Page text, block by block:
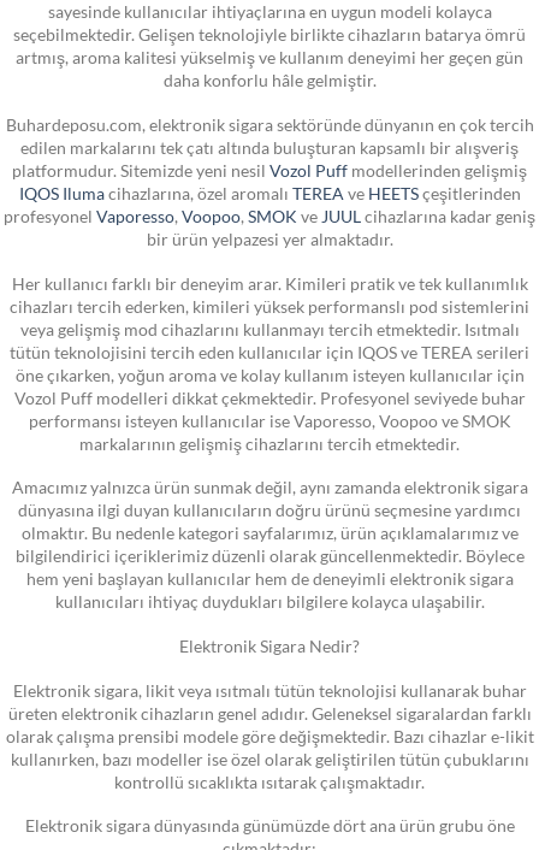
sayesinde kullanıcılar ihtiyaçlarına en uygun modeli kolayca
seçebilmektedir. Gelişen teknolojiyle birlikte cihazların batarya ömrü
artmış, aroma kalitesi yükselmiş ve kullanım deneyimi her geçen gün
daha konforlu hâle gelmiştir.
Buhardeposu.com, elektronik sigara sektöründe dünyanın en çok tercih
edilen markalarını tek çatı altında buluşturan kapsamlı bir alışveriş
platformudur. Sitemizde yeni nesil Vozol Puff modellerinden gelişmiş
IQOS Ilumacihazlarına, özel aromalı TEREA ve HEETSçeşitlerinden
profesyonel Vaporesso Voopoo SMOK ve JUUL cihazlarına kadar geniş
bir ürün yelpazesi yer almaktadır.
Her kullanıcı farklı bir deneyim arar. Kimileri pratik ve tek kullanımlık
cihazları tercih ederken, kimileri yüksek performanslı pod sistemlerini
veya gelişmiş mod cihazlarını kullanmayı tercih etmektedir. Isıtmalı
tütün teknolojisini tercih eden kullanıcılar için IQOS ve TEREA serileri
öne çıkarken, yoğun aroma ve kolay kullanım isteyen kullanıcılar için
Vozol Puff modelleri dikkat çekmektedir. Profesyonel seviyede buhar
performansı isteyen kullanıcılar ise Vaporesso, Voopoo ve SMOK
markalarının gelişmiş cihazlarını tercih etmektedir.
Amacımız yalnızca ürün sunmak değil, aynı zamanda elektronik sigara
dünyasına ilgi duyan kullanıcıların doğru ürünü seçmesine yardımcı
olmaktır. Bu nedenle kategori sayfalarımız, ürün açıklamalarımız ve
bilgilendirici içeriklerimiz düzenli olarak güncellenmektedir. Böylece
hem yeni başlayan kullanıcılar hem de deneyimli elektronik sigara
kullanıcıları ihtiyaç duydukları bilgilere kolayca ulaşabilir.
Elektronik Sigara Nedir?
Elektronik sigara, likit veya ısıtmalı tütün teknolojisi kullanarak buhar
üreten elektronik cihazların genel adıdır. Geleneksel sigaralardan farklı
olarak çalışma prensibi modele göre değişmektedir. Bazı cihazlar e-likit
kullanırken, bazı modeller ise özel olarak geliştirilen tütün çubuklarını
kontrollü sıcaklıkta ısıtarak çalışmaktadır.
Elektronik sigara dünyasında günümüzde dört ana ürün grubu öne